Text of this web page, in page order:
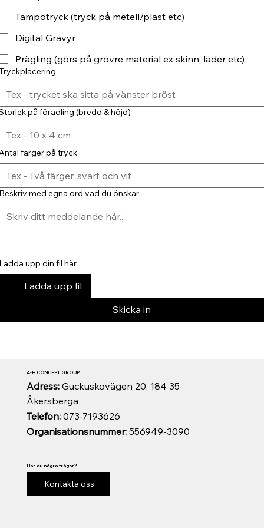
Tampotryck (tryck på metell/plast etc)
Digital Gravyr
Prägling (görs på grövre material ex skinn, läder etc)
på förädling (bredd & höjd)
färger på tryck
med egna ord vad du önskar
upp din fil här
Ladda upp fil
Skicka in
Organisationsnummer:556949-3090
Telefon:073-7193626
Adress: Guckuskovägen 20, 184 35
Åkersberga
4-H CONCEPT GROUP
Har du några frågor?
Kontakta oss